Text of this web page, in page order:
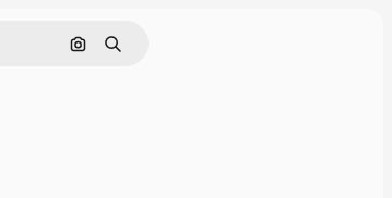
Rechercher par image
Rechercher